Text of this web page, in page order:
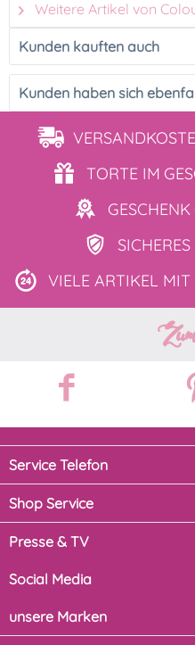
Weitere Artikel von
Kunden kauften auch
Kunden haben sich
TORTE IM
GESCHENK
SICHERES
VIELE ARTIKEL MIT
Service Telefon
Shop Service
Presse & TV
Social Media
unsere Marken